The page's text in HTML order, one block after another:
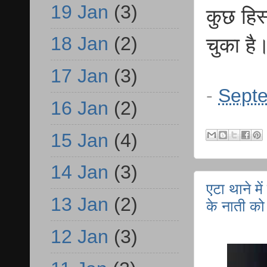
कुछ
चुका
-
एटा थाने में
के नाती
19 Jan (3)
18 Jan (2)
17 Jan (3)
16 Jan (2)
15 Jan (4)
14 Jan (3)
13 Jan (2)
12 Jan (3)